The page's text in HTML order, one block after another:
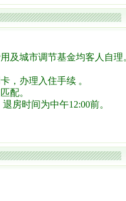
及城市调节基金均客人自理
，办理入住手续 。
配。
房时间为中午12:00前。